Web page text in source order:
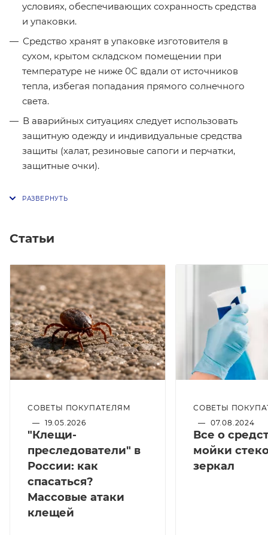
условиях, обеспечивающих сохранность средства
и упаковки.
Средство хранят в упаковке изготовителя в
сухом, крытом складском помещении при
температуре не ниже 0С вдали от источников
тепла, избегая попадания прямого солнечного
света.
В аварийных ситуациях следует использовать
защитную одежду и индивидуальные средства
защиты (халат, резиновые сапоги и перчатки,
защитные очки).
Статьи
СОВЕТЫ ПОКУПАТЕЛЯМ
— 19.05.2026
"Клещи-
преследователи" в
России: как
спасаться?
Массовые атаки
клещей
СОВЕТЫ
— 07.08.2024
Все о
мойки
зеркал